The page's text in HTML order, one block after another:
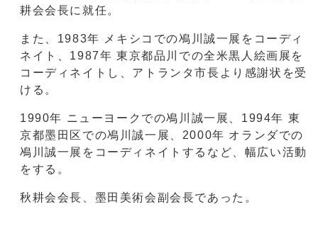
耕会会長に就任。
また、1983年 メキシコでの鳰川誠一展をコーディ
ネイト、1987年 東京都品川での全米黒人絵画展を
コーディネイトし、アトランタ市長より感謝状を受
ける。
1990年 ニューヨークでの鳰川誠一展、1994年 東
京都墨田区での鳰川誠一展、2000年 オランダでの
鳰川誠一展をコーディネイトするなど、幅広い活動
をする。
秋耕会会長、墨田美術会副会長であった。